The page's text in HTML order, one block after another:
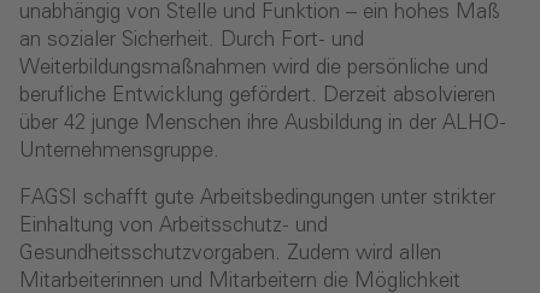
unabhängig von Stelle und Funktion – ein hohes Maß
an sozialer Sicherheit. Durch Fort- und
Weiterbildungsmaßnahmen wird die persönliche und
berufliche Entwicklung gefördert. Derzeit absolvieren
über 42 junge Menschen ihre Ausbildung in der ALHO-
Unternehmensgruppe.
FAGSI schafft gute Arbeitsbedingungen unter strikter
Einhaltung von Arbeitsschutz- und
Gesundheitsschutzvorgaben. Zudem wird allen
Mitarbeiterinnen und Mitarbeitern die Möglichkeit